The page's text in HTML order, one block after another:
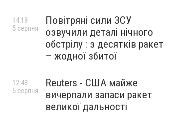
Повітряні сили ЗСУ
озвучили деталі нічного
обстрілу : з десятків ракет
– жодної збитої
14:19
5 серпня
Reuters - США майже
вичерпали запаси ракет
великої дальності
12:43
5 серпня